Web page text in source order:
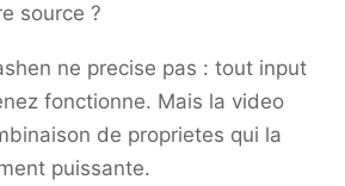
source ?
ne precise pas : tout input
fonctionne. Mais la video
de proprietes qui la
puissante.